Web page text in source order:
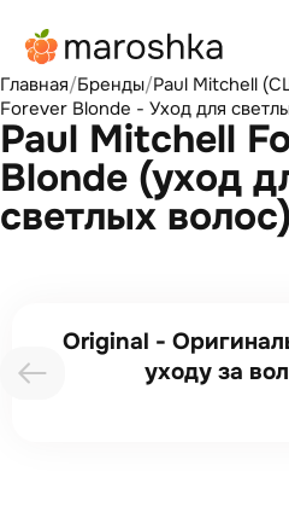
Главная/Бренды/Paul Mitchell
Forever Blonde - Уход для
Paul Mitchell
Blonde (уход
светлых волос)
Original -
уходу за